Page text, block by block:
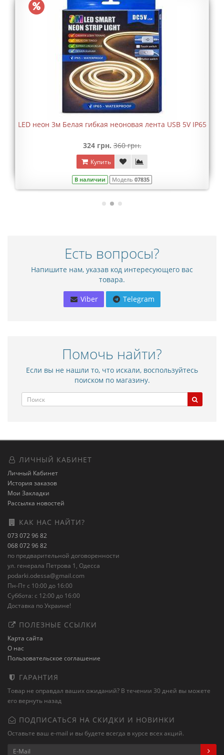
LED неон 3м Белая гибкая неоновая лента USB 5V IP65
324 грн. 360 грн.
Купить
В наличии Модель 07835
Есть вопросы?
Напишите нам, указав код интересующего вас
товара.
Viber Telegram
Помочь найти?
Если вы не нашли то, что искали, воспользуйтесь
поиском по магазину.
ЛИЧНЫЙ КАБИНЕТ
Личный Кабинет
История заказов
Мои Закладки
Рассылка новостей
КАК НАС НАЙТИ?
073 072 96 82
068 072 96 82
по предварительной договоренности
ул. генерала Петрова 1, Одесса
podarki.odessa@gmail.com
Пн-Пт с 10:00 до 16:00
Суббота: с 12:00 до 16:00
Доставка по Украине!
ПОЛЕЗНЫЕ ССЫЛКИ
Карта сайта
О нас
Пользовательское соглашение
ГАРАНТИЯ
Товар не оправдал ваших ожиданий? В течении 30 дней вы можете
его вернуть назад
ПОДПИСАТЬСЯ НА СКИДКИ И НОВИНКИ
Оставьте ваш e-mail и вы будете всегда в курсе всех акций.